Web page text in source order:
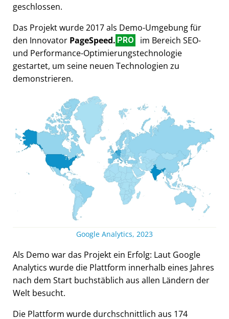
geschlossen.
Das Projekt wurde 2017 als Demo-Umgebung für
den Innovator PageSpeed. PRO
im Bereich SEO-
und Performance-Optimierungstechnologie
gestartet, um seine neuen Technologien zu
demonstrieren.
Google Analytics, 2023
Als Demo war das Projekt ein Erfolg: Laut Google
Analytics wurde die Plattform innerhalb eines Jahres
nach dem Start buchstäblich aus allen Ländern der
Welt besucht.
Die Plattform wurde durchschnittlich aus 174